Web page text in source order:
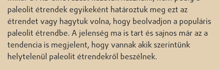
paleolit étrendek egyikeként határoztuk meg ezt az
étrendet vagy hagytuk volna, hogy beolvadjon a populáris
paleolit étrendbe. A jelenség ma is tart és sajnos már az a
tendencia is megjelent, hogy vannak akik szerintünk
helytelenül paleolit étrendekről beszélnek.